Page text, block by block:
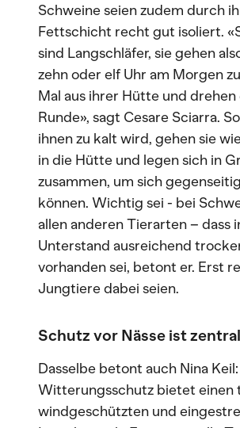
Schweine seien zudem durch
Fettschicht recht gut isoliert.
sind Langschläfer, sie gehen
zehn oder elf Uhr am Morgen
Mal aus ihrer Hütte und drehen
Runde», sagt Cesare Sciarra.
ihnen zu kalt wird, gehen sie
in die Hütte und legen sich in
zusammen, um sich
können. Wichtig sei - bei
allen anderen Tierarten – dass
Unterstand ausreichend
vorhanden sei, betont er. Erst
Jungtiere dabei seien.
Schutz vor Nässe ist zentral
Dasselbe betont auch Nina
Witterungsschutz bietet einen
windgeschützten und